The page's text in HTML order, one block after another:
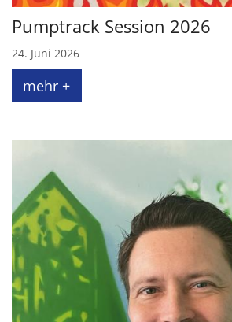
Pumptrack Session 2026
24. Juni 2026
mehr +